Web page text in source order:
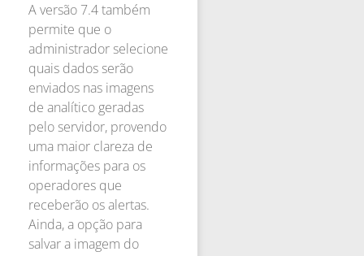
A versão 7.4 também
permite que o
administrador selecione
quais dados serão
enviados nas imagens
de analítico geradas
pelo servidor, provendo
uma maior clareza de
informações para os
operadores que
receberão os alertas.
Ainda, a opção para
salvar a imagem do